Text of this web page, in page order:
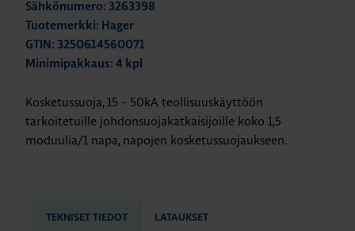
Sähkönumero: 3263398
Tuotemerkki: Hager
GTIN: 3250614560071
Minimipakkaus: 4 kpl
Kosketussuoja, 15 - 50kA teollisuuskäyttöön
tarkoitetuille johdonsuojakatkaisijoille koko 1,5
moduulia/1 napa, napojen kosketussuojaukseen.
TEKNISET TIEDOT LATAUKSET